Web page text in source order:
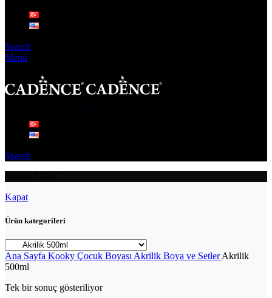
Search
Menü
Search
Kapat
Ürün kategorileri
Ana Sayfa Kooky Çocuk Boyası Akrilik Boya ve SetlerAkrilik
500ml
Tek bir sonuç gösteriliyor